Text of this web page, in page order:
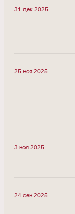
31 дек 2025
25 ноя 2025
3 ноя 2025
24 сен 2025